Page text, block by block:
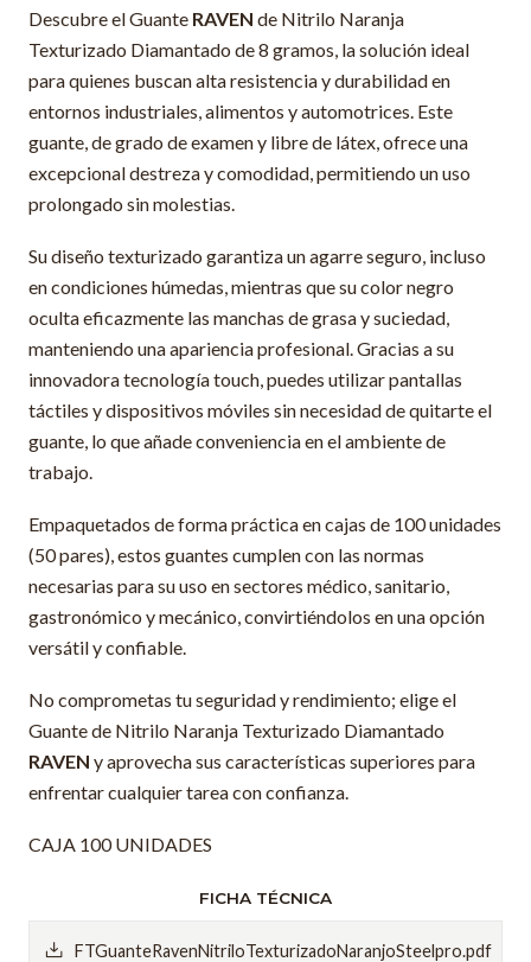
Descubre el Guante RAVEN de Nitrilo Naranja
Texturizado Diamantado de 8 gramos, la solución ideal
para quienes buscan alta resistencia y durabilidad en
entornos industriales, alimentos y automotrices. Este
guante, de grado de examen y libre de látex, ofrece una
excepcional destreza y comodidad, permitiendo un uso
prolongado sin molestias.
Su diseño texturizado garantiza un agarre seguro, incluso
en condiciones húmedas, mientras que su color negro
oculta eficazmente las manchas de grasa y suciedad,
manteniendo una apariencia profesional. Gracias a su
innovadora tecnología touch, puedes utilizar pantallas
táctiles y dispositivos móviles sin necesidad de quitarte el
guante, lo que añade conveniencia en el ambiente de
trabajo.
Empaquetados de forma práctica en cajas de 100 unidades
(50 pares), estos guantes cumplen con las normas
necesarias para su uso en sectores médico, sanitario,
gastronómico y mecánico, convirtiéndolos en una opción
versátil y confiable.
No comprometas tu seguridad y rendimiento; elige el
Guante de Nitrilo Naranja Texturizado Diamantado
RAVEN y aprovecha sus características superiores para
enfrentar cualquier tarea con confianza.
CAJA 100 UNIDADES
FICHA TÉCNICA
FTGuanteRavenNitriloTexturizadoNaranjoSteelpro.pdf